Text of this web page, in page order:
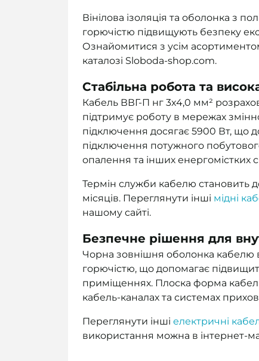
Вінілова ізоляція та оболонка з
горючістю підвищують безпеку
Ознайомитися з усім
каталозі Sloboda-shop.com.
Стабільна робота та
Кабель ВВГ-П нг 3x4,0 мм²
підтримує роботу в мережах
підключення досягає 5900 Вт, що
підключення потужного
опалення та інших енергомістких
Термін служби кабелю становить
місяців. Переглянути інші мідні
нашому сайті.
Безпечне рішення для
Чорна зовнішня оболонка кабелю
горючістю, що допомагає
приміщеннях. Плоска форма
кабель-каналах та системах
Переглянути інші електричні
використання можна в інтернет-